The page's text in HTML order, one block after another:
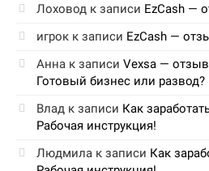
Лоховод к записи EzCash —
игрок к записи EzCash —
Анна к записи Vexsa —
Готовый бизнес или развод?
Влад к записи Как
Рабочая инструкция!
Людмила к записи Как